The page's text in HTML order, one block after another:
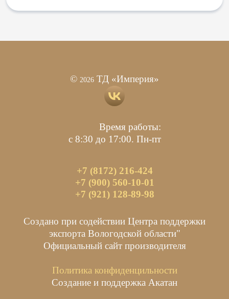
© 2026 ТД «Империя»
Создано при содействии Центра поддержки
экспорта Вологодской области"
Официальный сайт производителя
Политика конфиденцильности
Создание и поддержка Акатан
Время работы:
с 8:30 до 17:00. Пн-пт
+7 (8172) 216-424
+7 (900) 560-10-01
+7 (921) 128-89-98